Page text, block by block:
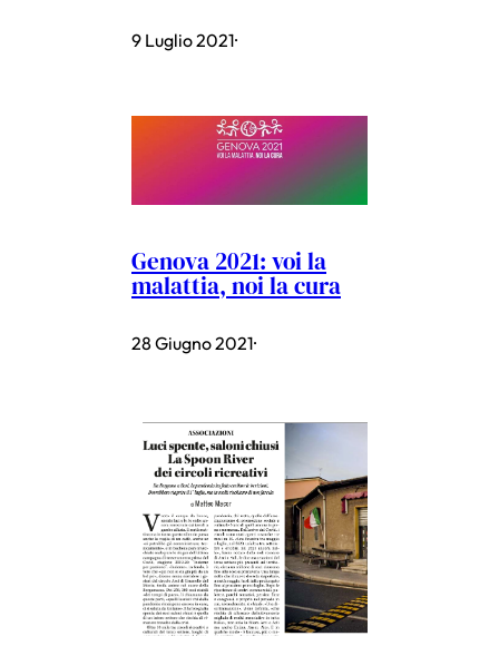
9 Luglio 2021·
Genova 2021: voi la
malattia, noi la cura
28 Giugno 2021·